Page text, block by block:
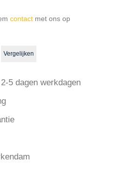
contact met ons op
Vergelijken
5 dagen werkdagen